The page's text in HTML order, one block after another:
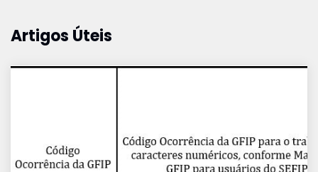
Artigos Úteis